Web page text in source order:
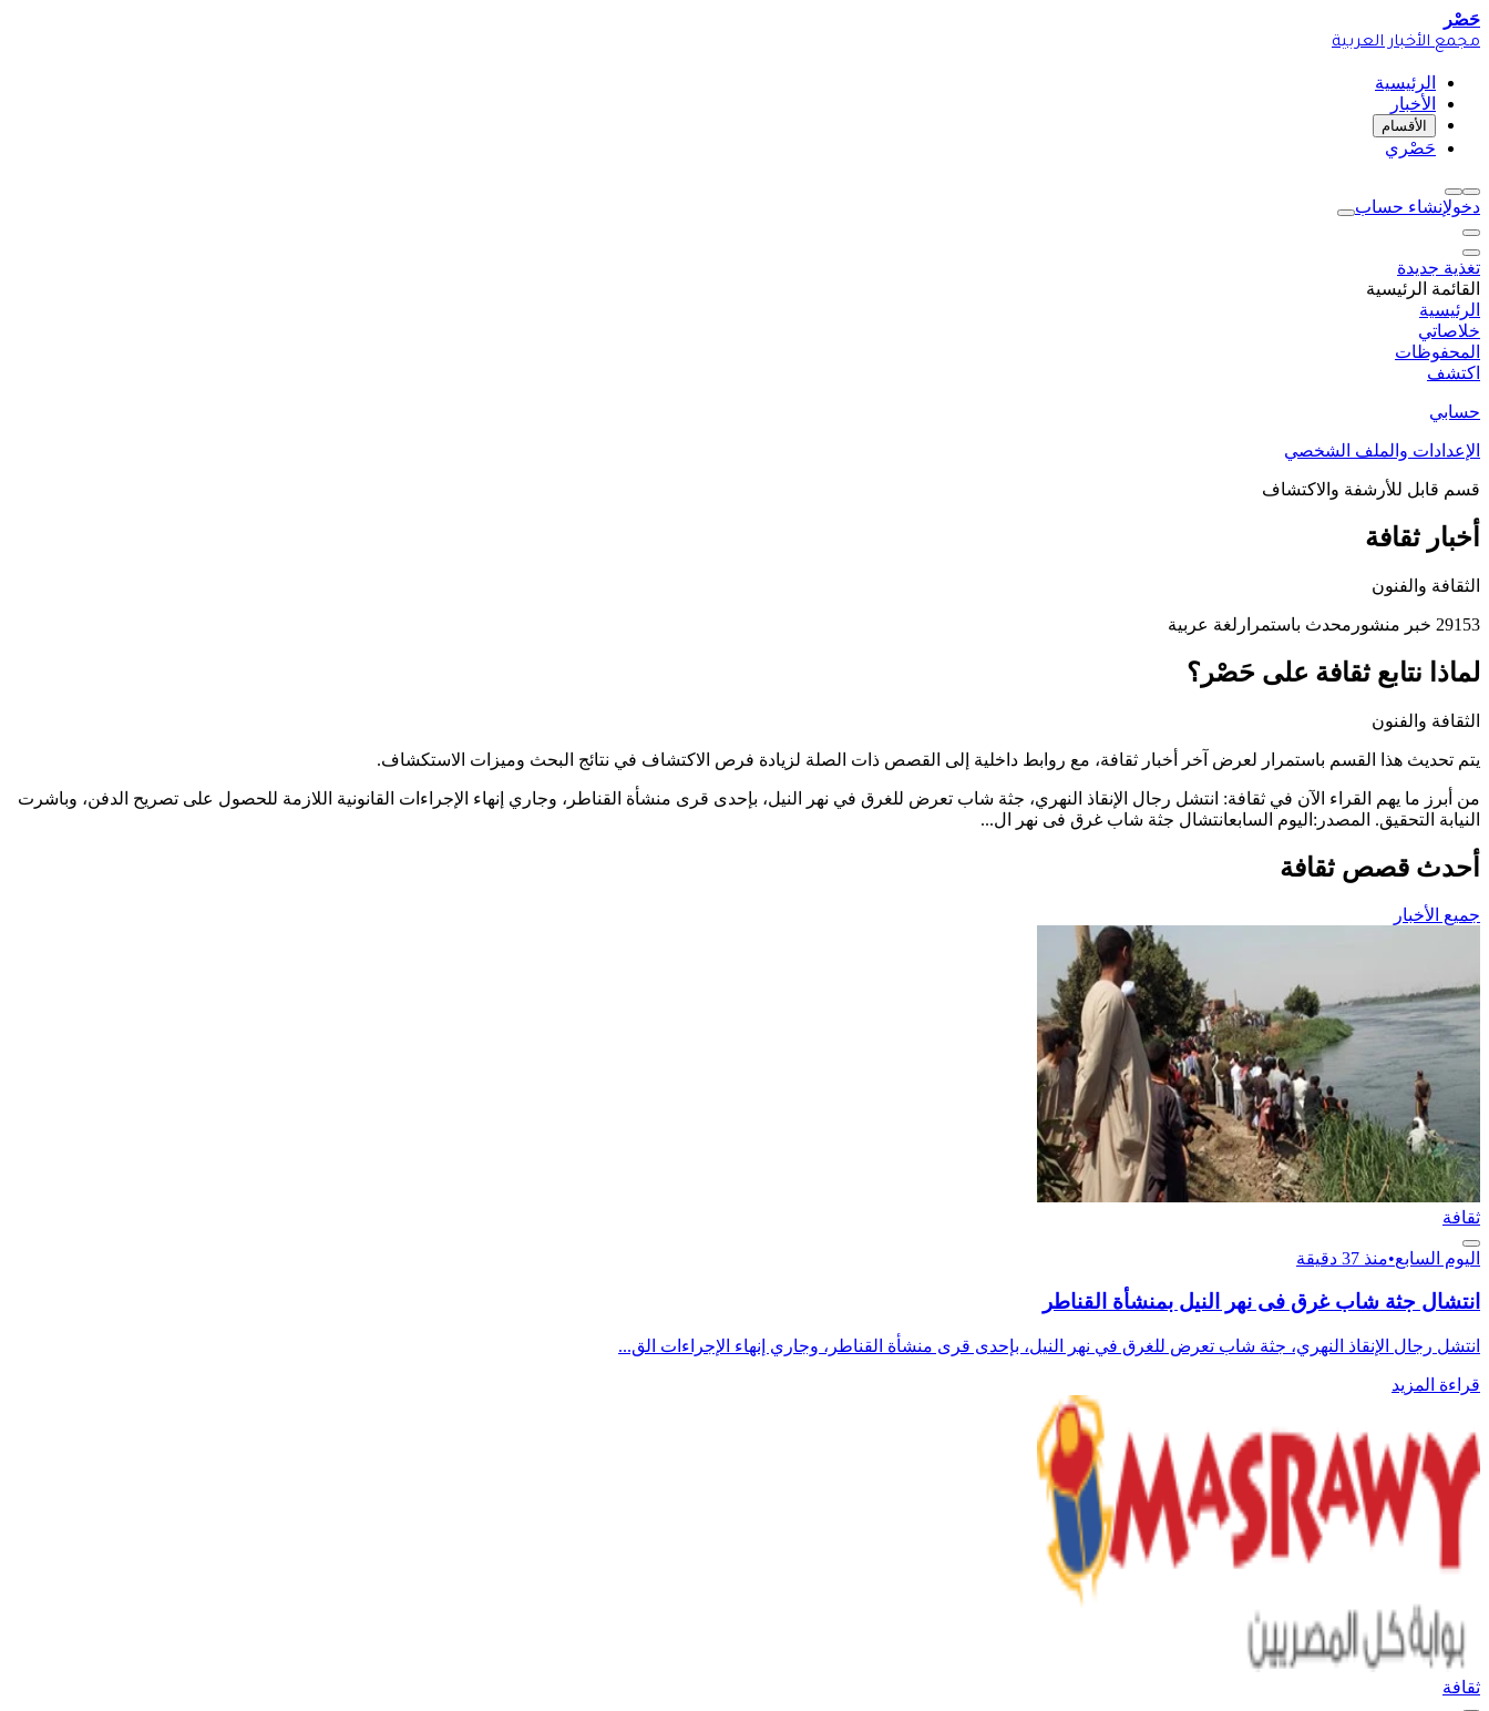
حَصْر
مجمع الأخبار العربية
الرئيسية
الأخبار
الأقسام
حَصْري
دخولإنشاء حساب
تغذية جديدة
القائمة الرئيسية
الرئيسية
خلاصاتي
المحفوظات
اكتشف
حسابي
الإعدادات والملف الشخصي
قسم قابل للأرشفة والاكتشاف
أخبار ثقافة
الثقافة والفنون
29153 خبر منشور محدث باستمرار لغة عربية
لماذا نتابع ثقافة على حَصْر؟
الثقافة والفنون
يتم تحديث هذا القسم باستمرار لعرض آخر أخبار ثقافة، مع روابط داخلية إلى القصص ذات الصلة لزيادة فرص الاكتشاف في نتائج البحث وميزات الاستكشاف.
من أبرز ما يهم القراء الآن في ثقافة: انتشل رجال الإنقاذ النهري، جثة شاب تعرض للغرق في نهر النيل، بإحدى قرى منشأة القناطر، وجاري إنهاء الإجراءات القانونية اللازمة للحصول على تصريح الدفن، وباشرت
النيابة التحقيق. المصدر:اليوم السابعانتشال جثة شاب غرق فى نهر ال...
أحدث قصص ثقافة
جميع الأخبار
ثقافة
اليوم السابع•منذ 37 دقيقة
انتشال جثة شاب غرق فى نهر النيل بمنشأة القناطر
انتشل رجال الإنقاذ النهري، جثة شاب تعرض للغرق في نهر النيل، بإحدى قرى منشأة القناطر، وجاري إنهاء الإجراءات الق...
قراءة المزيد
ثقافة